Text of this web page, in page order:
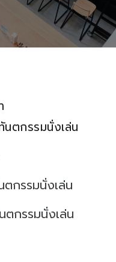
ตกรรมนั่งเล่น
กรรมนั่งเล่น
กรรมนั่งเล่น